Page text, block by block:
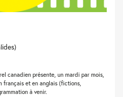
canadien présente, un mardi par mois,
français et en anglais (fictions,
à venir.